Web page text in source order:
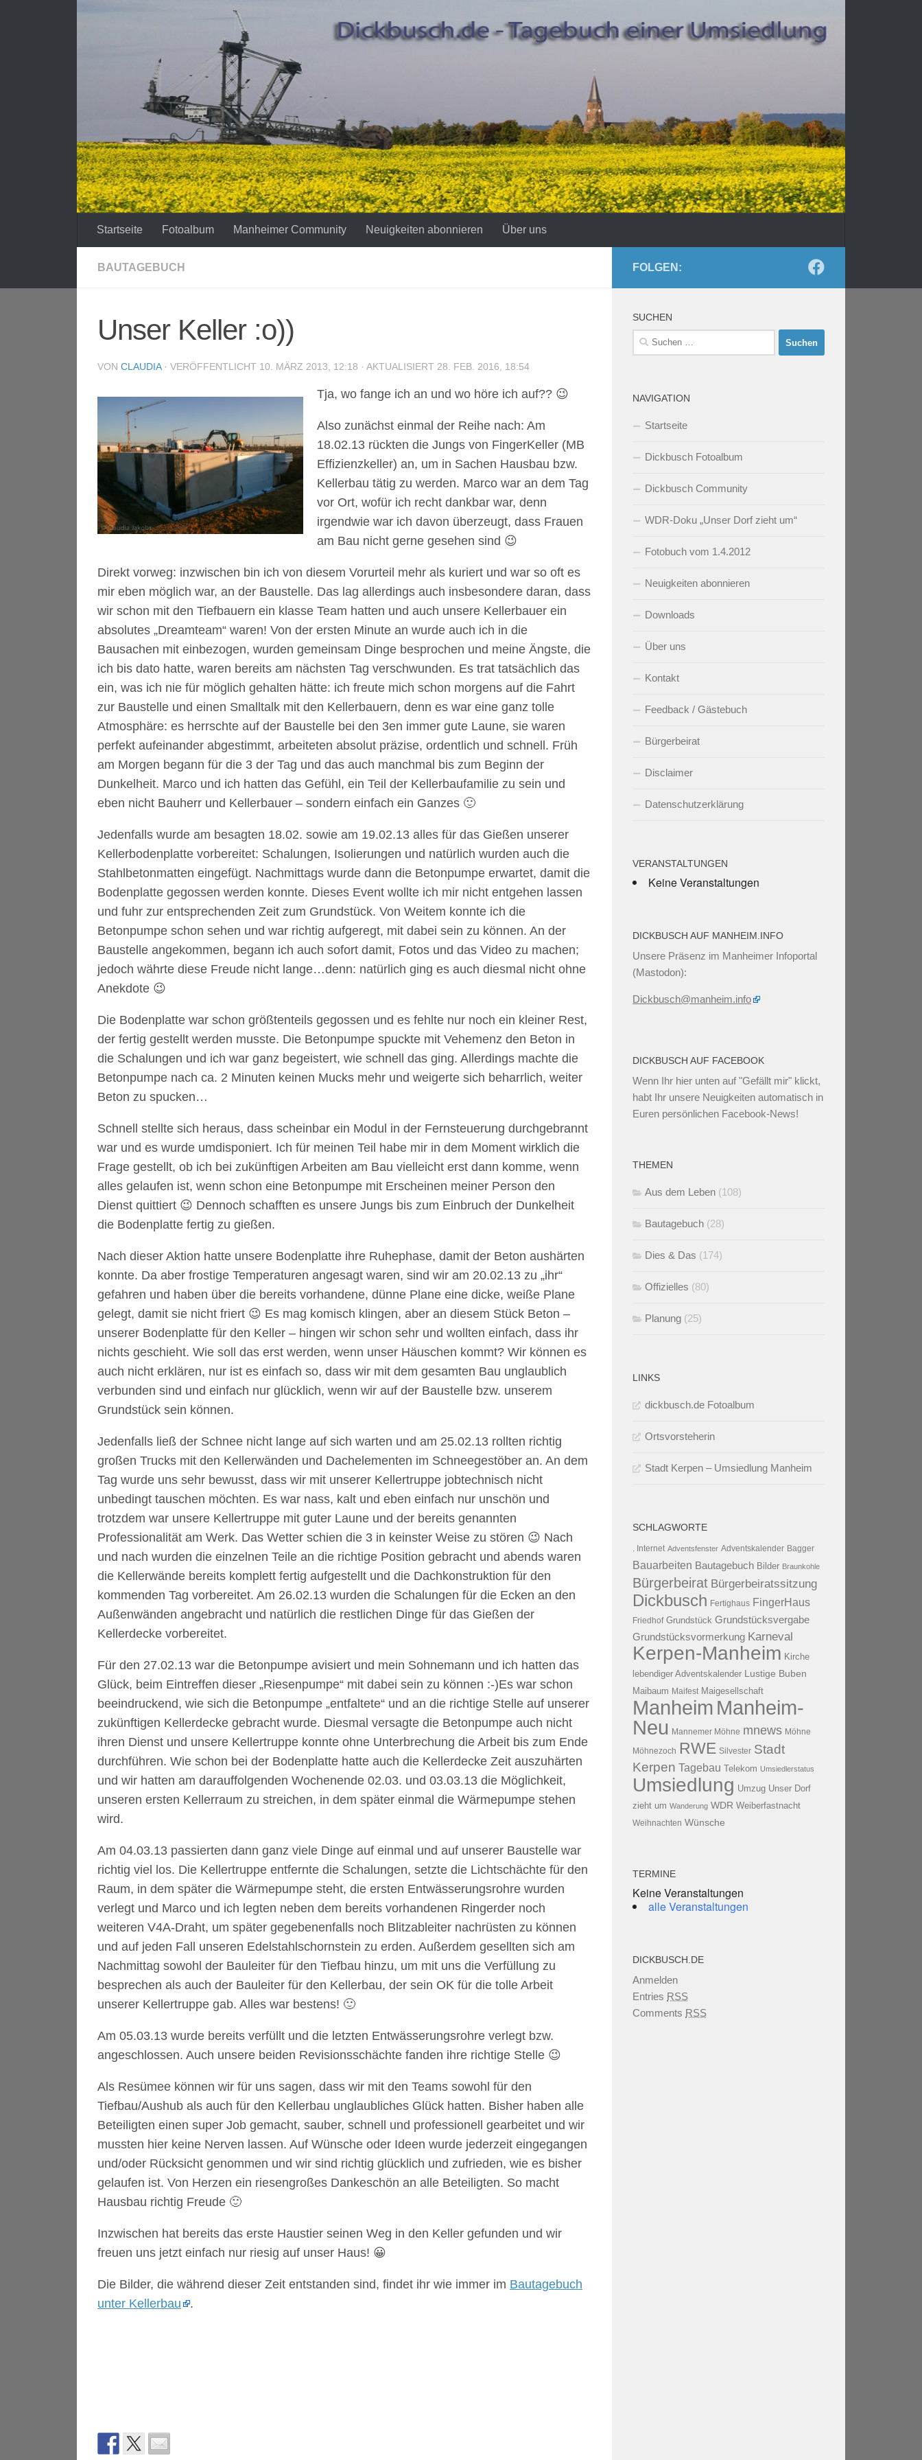
Startseite Fotoalbum Manheimer Community Neuigkeiten abonnieren Über uns
BAUTAGEBUCH
Unser Keller :o))
VON CLAUDIA · VERÖFFENTLICHT 10. MÄRZ 2013, 12:18 · AKTUALISIERT 28. FEB. 2016, 18:54
Tja, wo fange ich an und wo höre ich auf?? 😉
Also zunächst einmal der Reihe nach: Am
18.02.13 rückten die Jungs von FingerKeller (MB
Effizienzkeller) an, um in Sachen Hausbau bzw.
Kellerbau tätig zu werden. Marco war an dem Tag
vor Ort, wofür ich recht dankbar war, denn
irgendwie war ich davon überzeugt, dass Frauen
am Bau nicht gerne gesehen sind 😉
Direkt vorweg: inzwischen bin ich von diesem Vorurteil mehr als kuriert und war so oft es
mir eben möglich war, an der Baustelle. Das lag allerdings auch insbesondere daran, dass
wir schon mit den Tiefbauern ein klasse Team hatten und auch unsere Kellerbauer ein
absolutes „Dreamteam“ waren! Von der ersten Minute an wurde auch ich in die
Bausachen mit einbezogen, wurden gemeinsam Dinge besprochen und meine Ängste, die
ich bis dato hatte, waren bereits am nächsten Tag verschwunden. Es trat tatsächlich das
ein, was ich nie für möglich gehalten hätte: ich freute mich schon morgens auf die Fahrt
zur Baustelle und einen Smalltalk mit den Kellerbauern, denn es war eine ganz tolle
Atmosphäre: es herrschte auf der Baustelle bei den 3en immer gute Laune, sie waren
perfekt aufeinander abgestimmt, arbeiteten absolut präzise, ordentlich und schnell. Früh
am Morgen begann für die 3 der Tag und das auch manchmal bis zum Beginn der
Dunkelheit. Marco und ich hatten das Gefühl, ein Teil der Kellerbaufamilie zu sein und
eben nicht Bauherr und Kellerbauer – sondern einfach ein Ganzes 🙂
Jedenfalls wurde am besagten 18.02. sowie am 19.02.13 alles für das Gießen unserer
Kellerbodenplatte vorbereitet: Schalungen, Isolierungen und natürlich wurden auch die
Stahlbetonmatten eingefügt. Nachmittags wurde dann die Betonpumpe erwartet, damit die
Bodenplatte gegossen werden konnte. Dieses Event wollte ich mir nicht entgehen lassen
und fuhr zur entsprechenden Zeit zum Grundstück. Von Weitem konnte ich die
Betonpumpe schon sehen und war richtig aufgeregt, mit dabei sein zu können. An der
Baustelle angekommen, begann ich auch sofort damit, Fotos und das Video zu machen;
jedoch währte diese Freude nicht lange…denn: natürlich ging es auch diesmal nicht ohne
Anekdote 😉
Die Bodenplatte war schon größtenteils gegossen und es fehlte nur noch ein kleiner Rest,
der fertig gestellt werden musste. Die Betonpumpe spuckte mit Vehemenz den Beton in
die Schalungen und ich war ganz begeistert, wie schnell das ging. Allerdings machte die
Betonpumpe nach ca. 2 Minuten keinen Mucks mehr und weigerte sich beharrlich, weiter
Beton zu spucken…
Schnell stellte sich heraus, dass scheinbar ein Modul in der Fernsteuerung durchgebrannt
war und es wurde umdisponiert. Ich für meinen Teil habe mir in dem Moment wirklich die
Frage gestellt, ob ich bei zukünftigen Arbeiten am Bau vielleicht erst dann komme, wenn
alles gelaufen ist, wenn schon eine Betonpumpe mit Erscheinen meiner Person den
Dienst quittiert 😉 Dennoch schafften es unsere Jungs bis zum Einbruch der Dunkelheit
die Bodenplatte fertig zu gießen.
Nach dieser Aktion hatte unsere Bodenplatte ihre Ruhephase, damit der Beton aushärten
konnte. Da aber frostige Temperaturen angesagt waren, sind wir am 20.02.13 zu „ihr“
gefahren und haben über die bereits vorhandene, dünne Plane eine dicke, weiße Plane
gelegt, damit sie nicht friert 😉 Es mag komisch klingen, aber an diesem Stück Beton –
unserer Bodenplatte für den Keller – hingen wir schon sehr und wollten einfach, dass ihr
nichts geschieht. Wie soll das erst werden, wenn unser Häuschen kommt? Wir können es
auch nicht erklären, nur ist es einfach so, dass wir mit dem gesamten Bau unglaublich
verbunden sind und einfach nur glücklich, wenn wir auf der Baustelle bzw. unserem
Grundstück sein können.
Jedenfalls ließ der Schnee nicht lange auf sich warten und am 25.02.13 rollten richtig
großen Trucks mit den Kellerwänden und Dachelementen im Schneegestöber an. An dem
Tag wurde uns sehr bewusst, dass wir mit unserer Kellertruppe jobtechnisch nicht
unbedingt tauschen möchten. Es war nass, kalt und eben einfach nur unschön und
trotzdem war unsere Kellertruppe mit guter Laune und der bereits genannten
Professionalität am Werk. Das Wetter schien die 3 in keinster Weise zu stören 😉 Nach
und nach wurden die einzelnen Teile an die richtige Position gebracht und abends waren
die Kellerwände bereits komplett fertig aufgestellt und die Dachkonstruktion für den
kommenden Tag vorbereitet. Am 26.02.13 wurden die Schalungen für die Ecken an den
Außenwänden angebracht und natürlich die restlichen Dinge für das Gießen der
Kellerdecke vorbereitet.
Für den 27.02.13 war die Betonpumpe avisiert und mein Sohnemann und ich hatten das
Glück, beim Eintreffen dieser „Riesenpumpe“ mit dabei sein zu können :-)Es war schon
beeindruckend, wie sich die Betonpumpe „entfaltete“ und an die richtige Stelle auf unserer
zukünftigen Kellerdecke gebracht wurde. Diesmal versagte die Betonpumpe auch nicht
ihren Dienst und unsere Kellertruppe konnte ohne Unterbrechung die Arbeit bis zum Ende
durchführen. Wie schon bei der Bodenplatte hatte auch die Kellerdecke Zeit auszuhärten
und wir hatten am darauffolgenden Wochenende 02.03. und 03.03.13 die Möglichkeit,
unseren ersten Kellerraum zu streichen, in dem später einmal die Wärmepumpe stehen
wird.
Am 04.03.13 passierten dann ganz viele Dinge auf einmal und auf unserer Baustelle war
richtig viel los. Die Kellertruppe entfernte die Schalungen, setzte die Lichtschächte für den
Raum, in dem später die Wärmepumpe steht, die ersten Entwässerungsrohre wurden
verlegt und Marco und ich legten neben dem bereits vorhandenen Ringerder noch
weiteren V4A-Draht, um später gegebenenfalls noch Blitzableiter nachrüsten zu können
und auf jeden Fall unseren Edelstahlschornstein zu erden. Außerdem gesellten sich am
Nachmittag sowohl der Bauleiter für den Tiefbau hinzu, um mit uns die Verfüllung zu
besprechen als auch der Bauleiter für den Kellerbau, der sein OK für die tolle Arbeit
unserer Kellertruppe gab. Alles war bestens! 🙂
Am 05.03.13 wurde bereits verfüllt und die letzten Entwässerungsrohre verlegt bzw.
angeschlossen. Auch unsere beiden Revisionsschächte fanden ihre richtige Stelle 😉
Als Resümee können wir für uns sagen, dass wir mit den Teams sowohl für den
Tiefbau/Aushub als auch für den Kellerbau unglaubliches Glück hatten. Bisher haben alle
Beteiligten einen super Job gemacht, sauber, schnell und professionell gearbeitet und wir
mussten hier keine Nerven lassen. Auf Wünsche oder Ideen wurde jederzeit eingegangen
und/oder Rücksicht genommen und wir sind richtig glücklich und zufrieden, wie es bisher
gelaufen ist. Von Herzen ein riesengroßes Dankeschön an alle Beteiligten. So macht
Hausbau richtig Freude 🙂
Inzwischen hat bereits das erste Haustier seinen Weg in den Keller gefunden und wir
freuen uns jetzt einfach nur riesig auf unser Haus! 😀
Die Bilder, die während dieser Zeit entstanden sind, findet ihr wie immer im Bautagebuch
unter Kellerbau
.
FOLGEN:
SUCHEN
Suchen
nach:
NAVIGATION
Startseite
Dickbusch Fotoalbum
Dickbusch Community
WDR-Doku „Unser Dorf zieht um“
Fotobuch vom 1.4.2012
Neuigkeiten abonnieren
Downloads
Über uns
Kontakt
Feedback / Gästebuch
Bürgerbeirat
Disclaimer
Datenschutzerklärung
VERANSTALTUNGEN
Keine Veranstaltungen
DICKBUSCH AUF MANHEIM.INFO
Unsere Präsenz im Manheimer Infoportal
(Mastodon):
Dickbusch@manheim.info
DICKBUSCH AUF FACEBOOK
Wenn Ihr hier unten auf "Gefällt mir" klickt,
habt Ihr unsere Neuigkeiten automatisch in
Euren persönlichen Facebook-News!
THEMEN
Aus dem Leben (108)
Bautagebuch (28)
Dies & Das (174)
Offizielles (80)
Planung (25)
LINKS
dickbusch.de Fotoalbum
Ortsvorsteherin
Stadt Kerpen – Umsiedlung Manheim
SCHLAGWORTE
. Internet Adventsfenster Adventskalender Bagger
Bauarbeiten Bautagebuch Bilder Braunkohle
Bürgerbeirat Bürgerbeiratssitzung
Dickbusch Fertighaus FingerHaus
Friedhof Grundstück Grundstücksvergabe
Grundstücksvormerkung Karneval
Kerpen-Manheim Kirche
lebendiger Adventskalender Lustige Buben
Maibaum Maifest Maigesellschaft
Manheim Manheim-
Neu Mannemer Möhne mnews Möhne
Möhnezoch RWE Silvester Stadt
Kerpen Tagebau Telekom Umsiedlerstatus
Umsiedlung Umzug Unser Dorf
zieht um Wanderung WDR Weiberfastnacht
Weihnachten Wünsche
TERMINE
Keine Veranstaltungen
alle Veranstaltungen
DICKBUSCH.DE
Anmelden
Entries RSS
Comments RSS